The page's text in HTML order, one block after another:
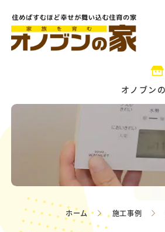
オノブン
ホーム 施工事例